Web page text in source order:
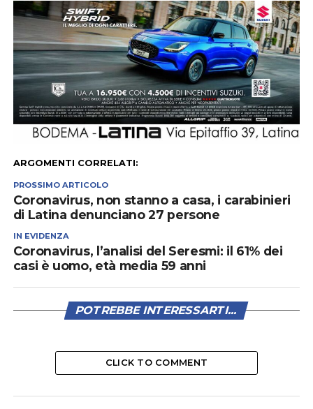
ARGOMENTI CORRELATI:
PROSSIMO ARTICOLO
Coronavirus, non stanno a casa, i carabinieri
di Latina denunciano 27 persone
IN EVIDENZA
Coronavirus, l’analisi del Seresmi: il 61% dei
casi è uomo, età media 59 anni
POTREBBE INTERESSARTI...
CLICK TO COMMENT